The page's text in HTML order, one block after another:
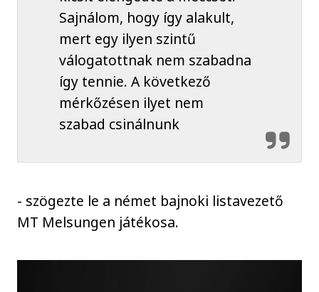
Sajnálom, hogy így alakult,
mert egy ilyen szintű
válogatottnak nem szabadna
így tennie. A következő
mérkőzésen ilyet nem
szabad csinálnunk
- szögezte le a német bajnoki listavezető
MT Melsungen játékosa.